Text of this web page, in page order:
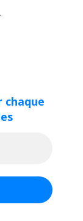
chaque